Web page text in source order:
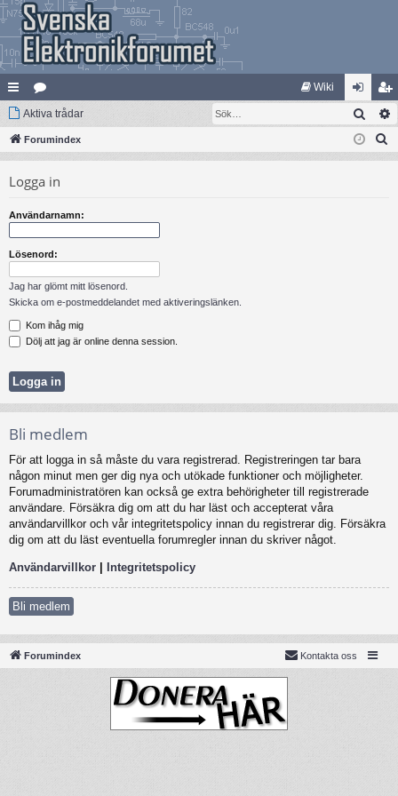
na
bb
ar
at
eg
er
Wiki
og
ga
li
m
Aktiva trådar Sök
Forumindex
Logga in
Användarnamn:
Lösenord:
Jag har glömt mitt lösenord.
Skicka om e-postmeddelandet med aktiveringslänken.
Kom ihåg mig
Dölj att jag är online denna session.
Bli medlem
För att logga in så måste du vara registrerad. Registreringen tar bara
någon minut men ger dig nya och utökade funktioner och möjligheter.
Forumadministratören kan också ge extra behörigheter till registrerade
användare. Försäkra dig om att du har läst och accepterat våra
användarvillkor och vår integritetspolicy innan du registrerar dig. Försäkra
dig om att du läst eventuella forumregler innan du skriver något.
Användarvillkor | Integritetspolicy
Bli medlem
Forumindex Kontakta oss